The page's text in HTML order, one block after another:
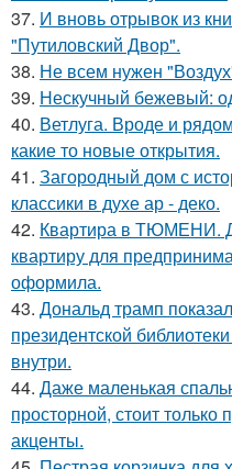
37. И вновь отрывок из
"Путиловский Двор".
38. Не всем нужен
39. Нескучный бежевый:
40. Ветлуга. Вроде и
какие то новые открытия.
41. Загородный дом с
классики в духе ар - деко.
42. Квартира в ТЮМЕНИ.
квартиру для
оформила.
43. Дональд трамп
президентской
внутри.
44. Даже маленькая
просторной, стоит только
акценты.